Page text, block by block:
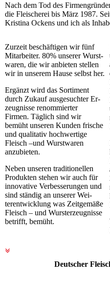
Nach dem Tod des
die Fleischerei bis März 1987.
Kristina Ockens und ich als
Zurzeit beschäftigen wir fünf
Mit­ar­bei­ter. 80% unserer Wurst­­
waren, die wir anbieten stellen
wir in unserem Hause selbst her.
Ergänzt wird das Sortiment
durch Zukauf ausgesuchter Er­
zeugnisse renommierter
Firmen. Täglich sind wir
bemüht unseren Kunden fri­sche
und qualitativ hochwertige
Fleisch –und Wurstwaren
anzubieten.
Neben unseren traditionellen
Produkten stehen wir auch für
innovative Ver­bes­se­run­gen und
sind ständig an unserer Wei­­
terentwicklung was Zeitgemäße
Fleisch – und Wurst­er­zeugnisse
betrifft, bemüht.
Deutscher